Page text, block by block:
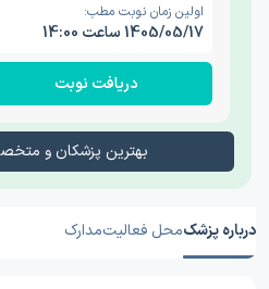
اولین زمان نوبت مطب:
1405/05/17 ساعت 14:00
دریافت نوبت
بهترین پزشکان و
درباره پزشکمحل فعالیتمدارک